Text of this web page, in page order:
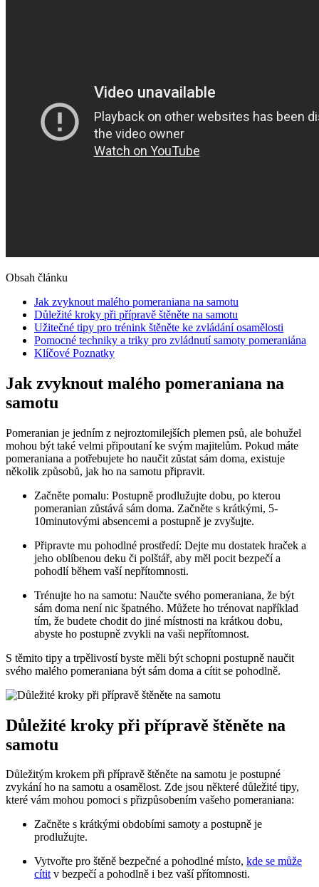
Obsah článku
Jak zvyknout malého pomeraniana na⁤ samotu
Důležité kroky při přípravě štěněte na samotu
Užitečné ⁣tipy pro trénink štěněte ke ‍zvládání osamělosti
Pomocné techniky a ⁣triky pro zvládnutí samoty⁢ pomeraniána
Klíčové Poznatky
Jak zvyknout malého pomeraniana na⁤
samotu
Pomeranian‍ je jedním ‌z nejroztomilejších⁤ plemen psů, ale bohužel ​
mohou být⁣ také velmi připoutaní ke svým majitelům. Pokud‍ máte
pomeraniana a‌ potřebujete ho naučit zůstat sám doma, existuje
několik způsobů, jak ho na samotu připravit.
Začněte pomalu: ⁣Postupně ⁣prodlužujte dobu, po kterou
pomeranian zůstává sám doma. Začněte s krátkými,​ 5-
10minutovými absencemi a postupně ⁣je zvyšujte.
Připravte mu pohodlné prostředí: Dejte mu ⁤dostatek hraček a
jeho oblíbenou deku či‍ polštář, aby měl ⁤pocit bezpečí⁤ a
pohodlí během‌ vaší nepřítomnosti.
Trénujte ho‌ na samotu: Naučte svého⁢ pomeraniana, ‍že být
sám doma není nic špatného. ‍Můžete​ ho trénovat například
tím, že budete⁤ chodit do jiné místnosti na⁤ krátkou ⁢dobu,
abyste ho postupně zvykli na vaši‍ nepřítomnost.
S těmito​ tipy ⁣a trpělivostí byste měli být schopni postupně naučit
svého malého​ pomeraniana být sám doma‌ a cítit se pohodlně.
Důležité kroky při přípravě štěněte na
samotu
Důležitým krokem⁣ při ⁢přípravě štěněte⁢ na samotu je postupné
zvykání ​ho⁤ na samotu ⁢a osamělost. Zde jsou některé ⁣důležité ⁤tipy,
které​ vám mohou pomoci s přizpůsobením ⁣vašeho ⁤pomeraniana:
Začněte s krátkými obdobími samoty a postupně⁤ je
prodlužujte.
Vytvořte pro štěně bezpečné a pohodlné místo, kde se může
cítitv bezpečí a⁢ pohodlně i bez‌ vaší přítomnosti.